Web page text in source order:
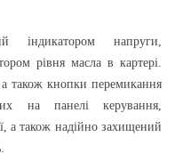
індикатором напруги,
рівня масла в картері.
а також кнопки перемикання
на панелі керування,
а також надійно захищений